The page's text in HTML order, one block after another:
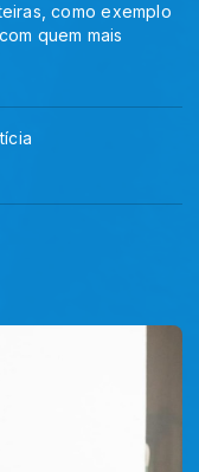
como exemplo
quem mais